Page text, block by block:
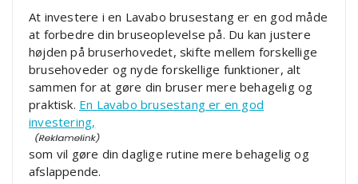
At investere i en Lavabo brusestang er en god måde
at forbedre din bruseoplevelse på. Du kan justere
højden på bruserhovedet, skifte mellem forskellige
brusehoveder og nyde forskellige funktioner, alt
sammen for at gøre din bruser mere behagelig og
praktisk. En Lavabo brusestang er en god
investering,
som vil gøre din daglige rutine mere behagelig og
afslappende.